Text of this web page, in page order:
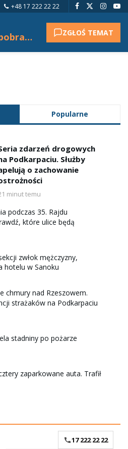
+48 17 222 22 22
Nie udało się pobrać tytułu. ZGŁOŚ TEMAT
Popularne
zdarzeń drogowych
Podkarpaciu. Służby
o zachowanie
minut temu
podczas 35. Rajdu
które ulice będą
zwłok mężczyzny,
hotelu w Sanoku
chmury nad Rzeszowem.
strażaków na Podkarpaciu
stadniny po pożarze
zaparkowane auta. Trafił
17 222 22 22